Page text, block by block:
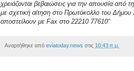
χρειάζονται βεβαιώσεις για την απουσία από
με σχετική αίτηση στο Πρωτόκολλο του
αποστείλουν με Fax στο 22210 77610"
Αναρτήθηκε από eviatoday.news στις 10:43 π.μ.